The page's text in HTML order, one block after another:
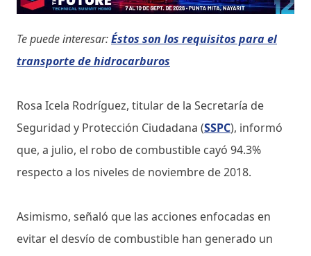
Te puede interesar:Éstos son los requisitos para el
transporte de hidrocarburos
Rosa Icela Rodríguez, titular de la Secretaría de
Seguridad y Protección Ciudadana (SSPC), informó
que, a julio, el robo de combustible cayó 94.3%
respecto a los niveles de noviembre de 2018.
Asimismo, señaló que las acciones enfocadas en
evitar el desvío de combustible han generado un